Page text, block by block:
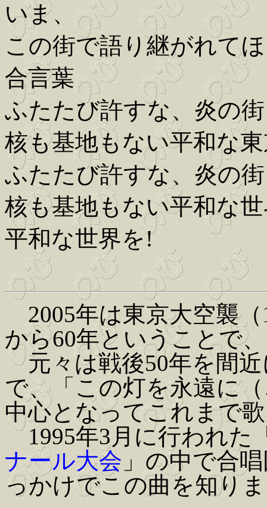
いま、
この街で語り継がれて
合言葉
ふたたび許すな、炎の
核も基地もない平和な
ふたたび許すな、炎の
核も基地もない平和な
平和な世界を!
2005年は東京大空襲（
から60年ということで
元々は戦後50年を間近
で、「この灯を永遠に
中心となってこれまで
1995年3月に行われた
ナール大会 」の中で合
っかけでこの曲を知り